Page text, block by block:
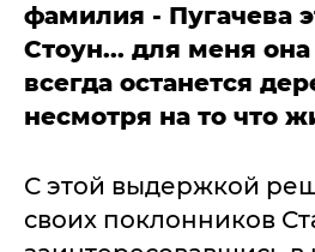
фамилия - Пугачева
Стоун... для меня
всегда останется
несмотря на то что
С этой выдержкой
своих поклонников